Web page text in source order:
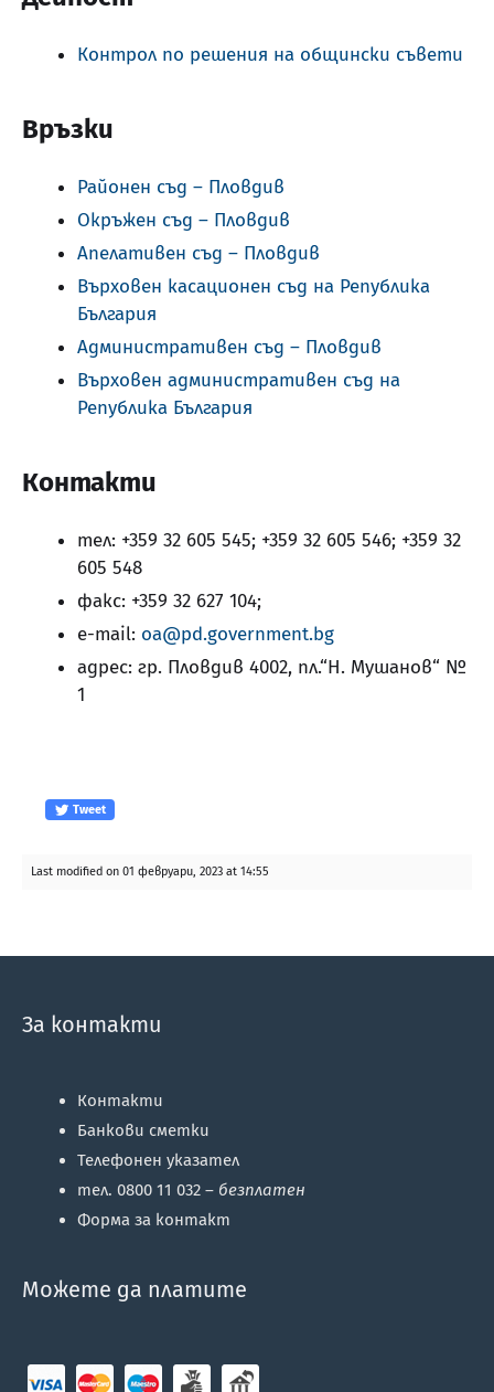
Контрол по решения на общински съвети
Връзки
Районен съд – Пловдив
Окръжен съд – Пловдив
Апелативен съд – Пловдив
Върховен касационен съд на Република
България
Административен съд – Пловдив
Върховен административен съд на
Република България
Контакти
тел: +359 32 605 545; +359 32 605 546; +359 32
605 548
факс: +359 32 627 104;
e-mail: oa@pd.government.bg
адрес: гр. Пловдив 4002, пл.“Н. Мушанов“ №
1
Tweet
Last modified on 01 февруари, 2023 at 14:55
За контакти
Контакти
Банкови сметки
Телефонен указател
тел. 0800 11 032 – безплатен
Форма за контакт
Можете да платите